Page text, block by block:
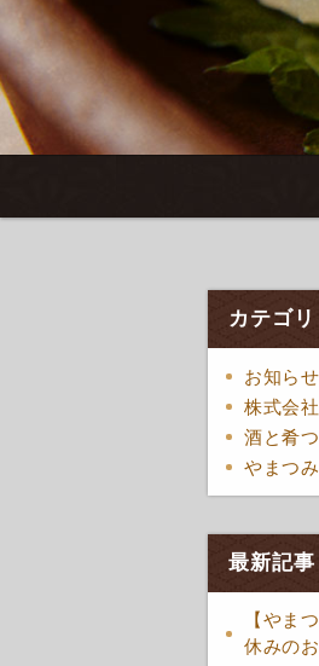
カテゴリ
お知らせ
株式会
酒と肴
やまつみ
最新記事
【やま
休みの